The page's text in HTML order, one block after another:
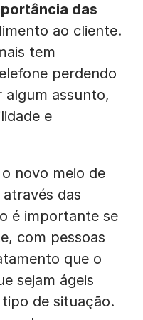
das
ao cliente.
tem
perdendo
algum assunto,
e
novo meio de
das
é importante se
com pessoas
que o
sejam ágeis
de situação.